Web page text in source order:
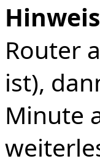
Hinweis
Router
ist),
Minute